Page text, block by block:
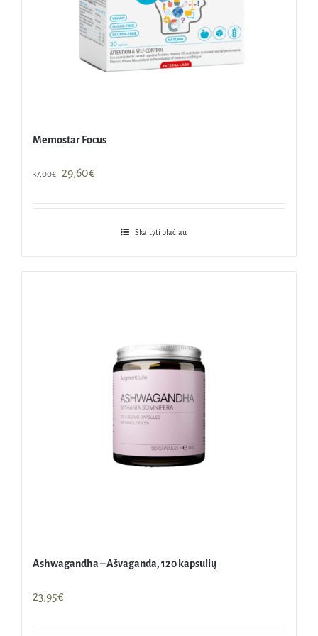
Memostar Focus
37,00€
Original
29,60€Current
29,60€.
Skaityti plačiau
Ashwagandha – Ašvaganda, 120 kapsulių
23,95€